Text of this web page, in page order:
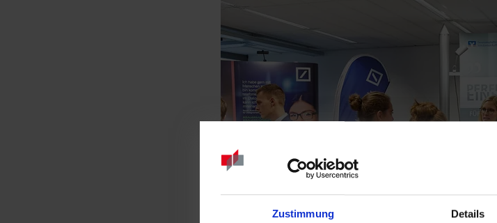
Zustimmung Details